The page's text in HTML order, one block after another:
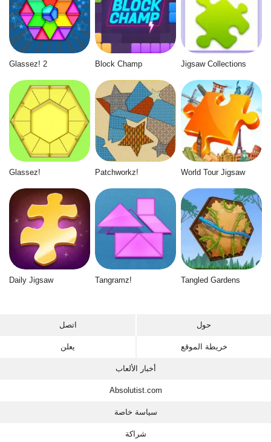
Glassez! 2 Block Champ Jigsaw Collections
Glassez! Patchworkz! World Tour Jigsaw
Daily Jigsaw Tangramz! Tangled Gardens
اتصل حول
يعلن خريطة الموقع
أخبار الألعاب
Absolutist.com
سياسة خاصة
شراكة